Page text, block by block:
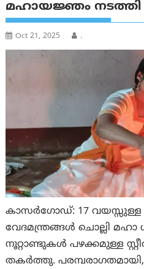
മഹായജ്ഞം നടത്തി
Oct 21, 2025 .
കാസർഗോഡ്: 17 വയസ്സുള്ള
വേദമന്ത്രങ്ങൾ ചൊല്ലി
നൂറ്റാണ്ടുകൾ പഴക്കമുള്ള
തകർത്തു.